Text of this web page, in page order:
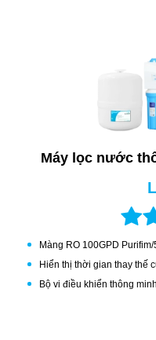
Máy lọc nước
Màng RO 100GPD
Hiển thị thời gian thay thế
Bộ vi điều khiển thông minh